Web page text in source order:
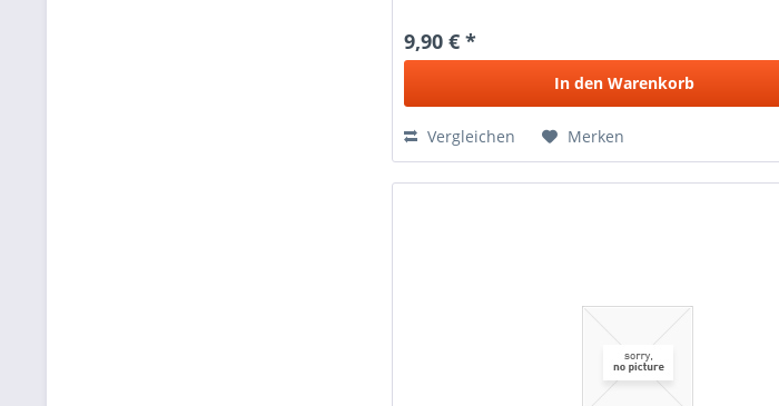
9,90 € *
In den Warenkorb
Vergleichen Merken